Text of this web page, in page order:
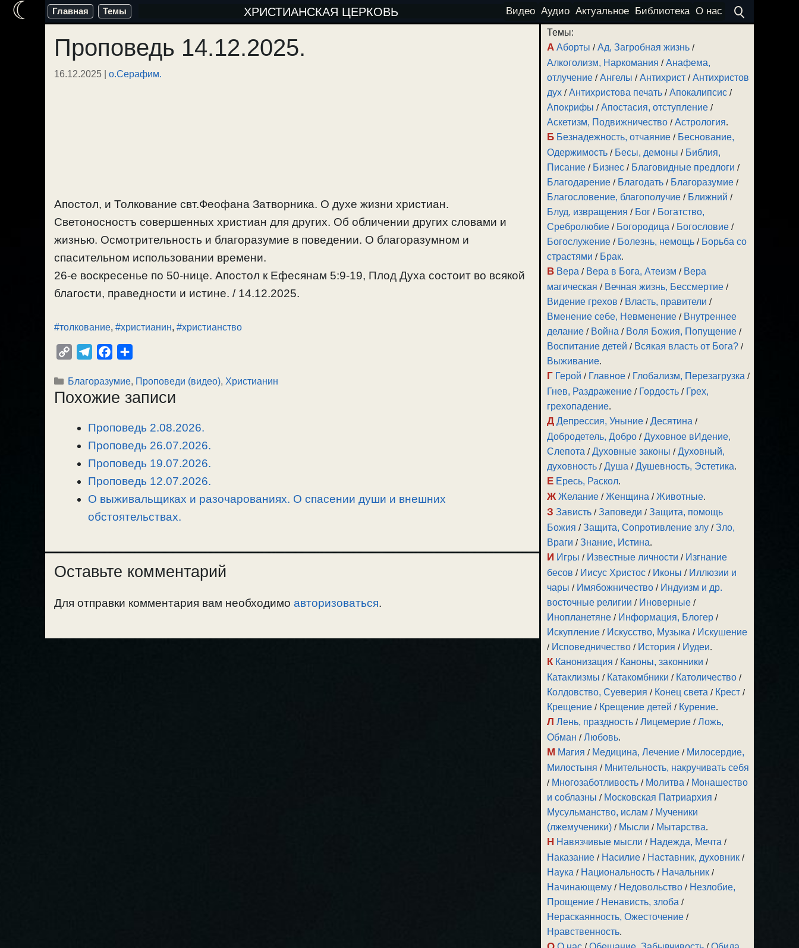
Перейти
содержимому
Главная Темы ХРИСТИАНСКАЯ ЦЕРКОВЬ Видео Аудио Актуальное Библиотека О нас
Проповедь 14.12.2025.
16.12.2025 | о.Серафим.
Апостол, и Толкование свт.Феофана Затворника. О духе жизни христиан.
Светоносностъ совершенных христиан для других. Об обличении других словами и
жизнью. Осмотрительность и благоразумие в поведении. О благоразумном и
спасительном использовании времени.
26-е воскресенье по 50-нице. Апостол к Ефесянам 5:9-19, Плод Духа состоит во всякой
благости, праведности и истине. / 14.12.2025.
#толкование, #христианин, #христианство
p
y
l
e
a
m
c
e
o
o
k
п
р
в
и
т
Рубрики
Благоразумие, Проповеди (видео), Христианин
Похожие записи
Проповедь 2.08.2026.
Проповедь 26.07.2026.
Проповедь 19.07.2026.
Проповедь 12.07.2026.
О выживальщиках и разочарованиях. О спасении души и внешних
обстоятельствах.
Оставьте комментарий
Для отправки комментария вам необходимо авторизоваться.
Темы:
А Аборты /Ад, Загробная жизнь /
Алкоголизм, Наркомания /Анафема,
отлучение /Ангелы /Антихрист /Антихристов
дух /Антихристова печать /Апокалипсис /
Апокрифы /Апостасия, отступление /
Аскетизм, Подвижничество /Астрология.
Б Безнадежность, отчаяние / Беснование,
Одержимость / Бесы, демоны / Библия,
Писание / Бизнес / Благовидные предлоги /
Благодарение / Благодать / Благоразумие /
Благословение, благополучие / Ближний /
Блуд, извращения / Бог / Богатство,
Сребролюбие / Богородица / Богословие /
Богослужение / Болезнь, немощь / Борьба со
страстями / Брак.
В Вера / Вера в Бога, Атеизм / Вера
магическая / Вечная жизнь, Бессмертие /
Видение грехов / Власть, правители /
Вменение себе, Невменение / Внутреннее
делание / Война / Воля Божия, Попущение /
Воспитание детей / Всякая власть от Бога? /
Выживание.
Г Герой / Главное / Глобализм, Перезагрузка /
Гнев, Раздражение / Гордость / Грех,
грехопадение.
Д Депрессия, Уныние /Десятина /
Добродетель, Добро /Духовное вИдение,
Слепота /Духовные законы /Духовный,
духовность /Душа /Душевность, Эстетика.
Е Ересь, Раскол.
Ж Желание /Женщина /Животные.
З Зависть /Заповеди /Защита, помощь
Божия /Защита, Сопротивление злу /Зло,
Враги /Знание, Истина.
И Игры / Известные личности / Изгнание
бесов / Иисус Христос / Иконы / Иллюзии и
чары / Имябожничество / Индуизм и др.
восточные религии / Иноверные /
Инопланетяне / Информация, Блогер /
Искупление / Искусство, Музыка / Искушение
/ Исповедничество / История / Иудеи.
К Канонизация / Каноны, законники /
Катаклизмы / Катакомбники / Католичество /
Колдовство, Суеверия / Конец света / Крест /
Крещение / Крещение детей / Курение.
Л Лень, праздность /Лицемерие /Ложь,
Обман /Любовь.
М Магия / Медицина, Лечение / Милосердие,
Милостыня / Мнительность, накручивать себя
/ Многозаботливость / Молитва / Монашество
и соблазны / Московская Патриархия /
Мусульманство, ислам / Мученики
(лжемученики) / Мысли / Мытарства.
Н Навязчивые мысли / Надежда, Мечта /
Наказание / Насилие / Наставник, духовник /
Наука / Национальность / Начальник /
Начинающему / Недовольство / Незлобие,
Прощение / Ненависть, злоба /
Нераскаянность, Ожесточение /
Нравственность.
☾